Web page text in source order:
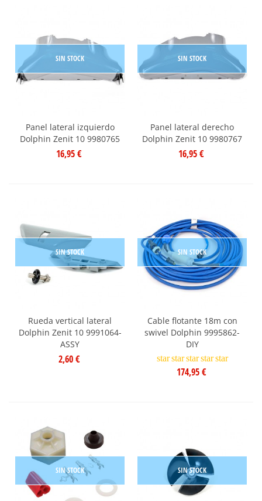
SIN STOCK
Panel lateral izquierdo
Dolphin Zenit 10 9980765
16,95 €
SIN STOCK
Panel lateral derecho
Dolphin Zenit 10 9980767
16,95 €
SIN STOCK
Rueda vertical lateral
Dolphin Zenit 10 9991064-
ASSY
2,60 €
SIN STOCK
Cable flotante 18m con
swivel Dolphin 9995862-
DIY
star star star star star
174,95 €
SIN STOCK SIN STOCK